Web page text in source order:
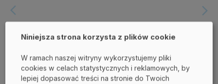
arrow_forward_ios arrow_forward_ios
Niniejsza strona korzysta z plików cookie
W ramach naszej witryny wykorzystujemy pliki
cookies w celach statystycznych i reklamowych, by
lepiej dopasować treści na stronie do Twoich